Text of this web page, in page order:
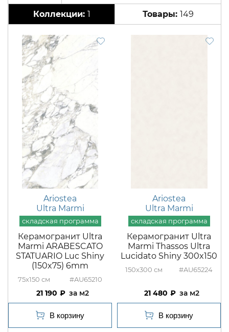
1 149
Ariostea
Ultra Marmi
Керамогранит Ultra
Marmi ARABESCATO
STATUARIO Luc Shiny
(150x75) 6mm
75x150 #AU65210
21 190 м2
Ariostea
Ultra Marmi
Керамогранит Ultra
Marmi Thassos Ultra
Lucidato Shiny 300x150
150x300 #AU65224
21 480 м2